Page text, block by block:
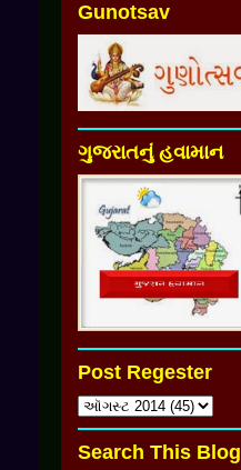
Gunotsav
ગુજરાતનું હવામાન
Post Regester
Search This Blog